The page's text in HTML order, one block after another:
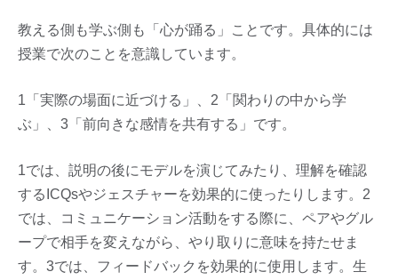
教える側も学ぶ側も「心が踊る」ことです。具体的には
授業で次のことを意識しています。
1「実際の場面に近づける」、2「関わりの中から学
ぶ」、3「前向きな感情を共有する」です。
1では、説明の後にモデルを演じてみたり、理解を確認
するICQsやジェスチャーを効果的に使ったりします。2
では、コミュニケーション活動をする際に、ペアやグル
ープで相手を変えながら、やり取りに意味を持たせま
す。3では、フィードバックを効果的に使用します。生